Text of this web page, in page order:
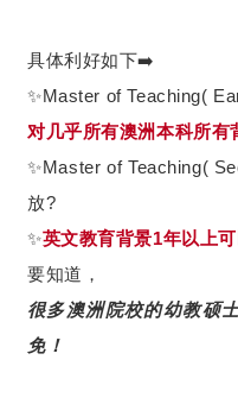
具体利好如下➡️
✨Master of Teaching(
对几乎所有澳洲本科所
✨Master of Teaching(
放?
✨英文教育背景1年以上
要知道，
很多澳洲院校的幼教硕
免！